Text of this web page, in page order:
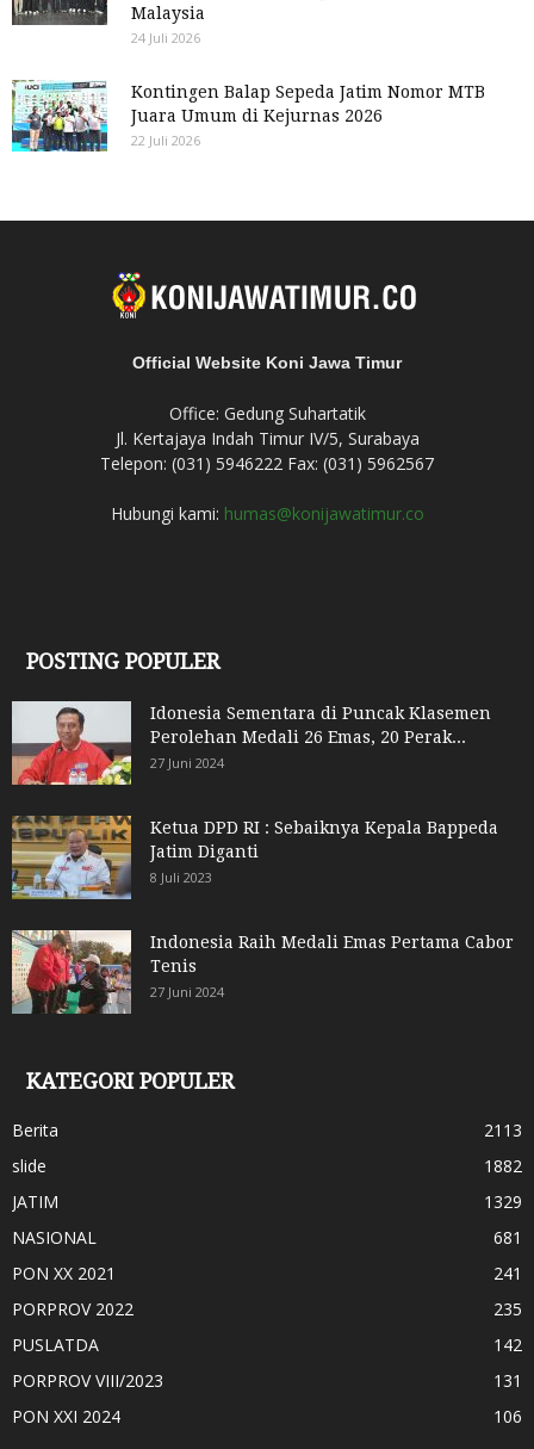
Malaysia
24 Juli 2026
Kontingen Balap Sepeda Jatim Nomor MTB
Juara Umum di Kejurnas 2026
22 Juli 2026
Official Website Koni Jawa Timur
Office: Gedung Suhartatik
Jl. Kertajaya Indah Timur IV/5, Surabaya
Telepon: (031) 5946222 Fax: (031) 5962567
Hubungi kami: humas@konijawatimur.co
POSTING POPULER
Idonesia Sementara di Puncak Klasemen
Perolehan Medali 26 Emas, 20 Perak...
27 Juni 2024
Ketua DPD RI : Sebaiknya Kepala Bappeda
Jatim Diganti
8 Juli 2023
Indonesia Raih Medali Emas Pertama Cabor
Tenis
27 Juni 2024
KATEGORI POPULER
Berita
2113
slide
1882
JATIM
1329
NASIONAL
681
PON XX 2021
241
PORPROV 2022
235
PUSLATDA
142
PORPROV VIII/2023
131
PON XXI 2024
106